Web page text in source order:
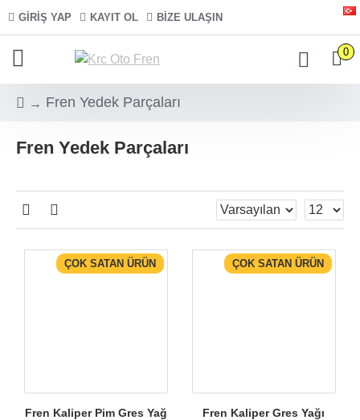
GIRIŞ YAP KAYIT OL BIZE ULAŞIN
0
Fren Yedek Parçaları
Fren Yedek Parçaları
ÇOK SATAN ÜRÜN
Fren Kaliper Pim Gres Yağ
ÇOK SATAN ÜRÜN
Fren Kaliper Gres Yağı